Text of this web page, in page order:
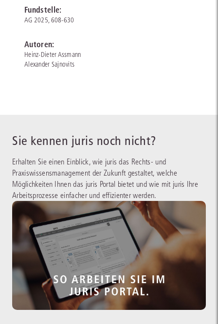
Fundstelle:
AG 2025, 608-630
Autoren:
Heinz-Dieter Assmann
Alexander Sajnovits
Sie kennen juris noch nicht?
Erhalten Sie einen Einblick, wie juris das Rechts- und
Praxiswissensmanagement der Zukunft gestaltet, welche
Möglichkeiten Ihnen das juris Portal bietet und wie mit juris Ihre
Arbeitsprozesse einfacher und effizienter werden.